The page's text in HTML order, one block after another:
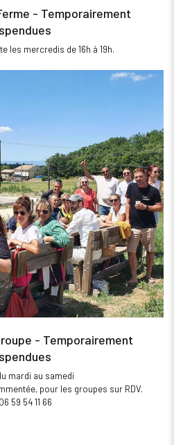
- Temporairement
les mercredis de 16h à 19h.
- Temporairement
mardi au samedi
pour les groupes sur RDV.
59 54 11 66